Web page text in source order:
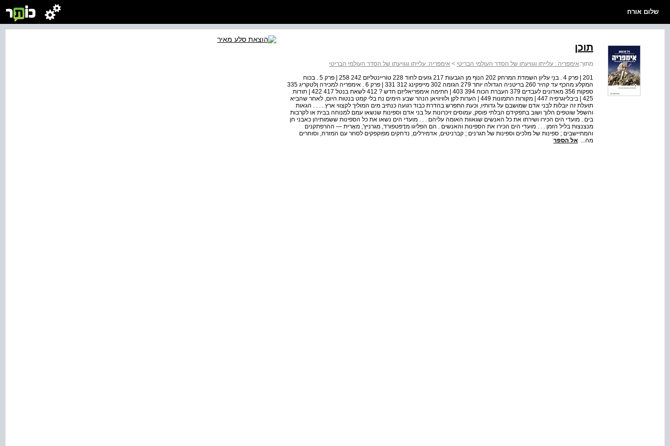
שלום אורח
תוכן
מתוך:אימפריה : עלייתו וגוויעתו של הסדר העולמי הבריטי > אימפריה: עלייתו וגוויעתו של הסדר העולמי הבריטי
201 | פרק 4 . בנֵי עליון השמדת המרחק 202 הנוף מן הגבעות 217 גזעים לחוד 228 טוֹריינטליזם 242 258 | פרק 5 . בכוח
המקלע מהכף עד קהיר 260 בריטניה הגדולה יותר 279 הגזמה 302 מייפקינג 312 331 | פרק 6 . אימפריה למכירה וֶלטקריג 335
ספקות 356 מאדונים לעבדים 379 העברת הכוח 394 403 | חתימה אימפריאליזם חדש ? 412 לשאת בנטל 417 422 | תודות
425 | ביבליוגרפיה 447 | מקורות התמונות 449 | הערות לקן ולוויוויאן הנהר שבע הימים נח בלי קמט בנטות היום, לאחר שהביא
תועלת זה יובלות לבני אדם שמושבם על גדותיו, וכעת התפרש בהדרת כבוד רגועה כנתיב מים המוליך לקצווי ארץ . . . . הגאות
והשפל שוטפים הלוך ושוב בתפקידם הבלתי פוסק, עמוסים זיכרונות על בני אדם וספינות שנשאו עמם למנוחה בבית או לקרבות
בים . מועדי הים הכירו ושירתו את כל האנשים שגאוות האומה עליהם . . . מועדי הים נשאו את כל הספינות ששמותיהן כאבני חן
מנצנצות בליל הזמן . . . מועדי הים הכירו את הספינות והאנשים . הם הפליגו מדֶפּטפורד, מגרניץ', מאֶרית — ההרפתקנים
והמתיישבים ; ספינות של מלכים וספינות של תגרנים ; קברניטים, אדמירלים, נדחקים מפוקפקים לסחר עם המזרח, וסוחרים
מה... אל הספר